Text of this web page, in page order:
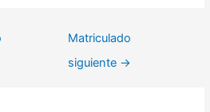
Matriculado
siguiente →